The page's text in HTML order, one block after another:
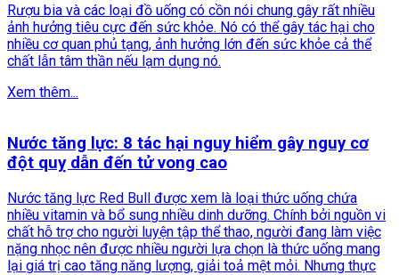
Rượu bia và các loại đồ uống có cồn nói chung gây rất nhiều
ảnh hưởng tiêu cực đến sức khỏe. Nó có thể gây tác hại cho
nhiều cơ quan phủ tạng, ảnh hưởng lớn đến sức khỏe cả thể
chất lẫn tâm thần nếu lạm dụng nó.
Xem thêm...
Nước tăng lực: 8 tác hại nguy hiểm gây nguy cơ
đột quỵ dẫn đến tử vong cao
Nước tăng lực Red Bull được xem là loại thức uống chứa
nhiều vitamin và bổ sung nhiều dinh dưỡng. Chính bởi nguồn vi
chất hỗ trợ cho người luyện tập thể thao, người đang làm việc
nặng nhọc nên được nhiều người lựa chọn là thức uống mang
lại giá trị cao tăng năng lượng, giải toả mệt mỏi. Nhưng thực